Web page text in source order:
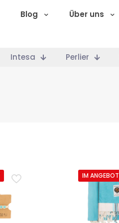
Blog
Über uns
Intesa Perlier
IM ANGEBOT